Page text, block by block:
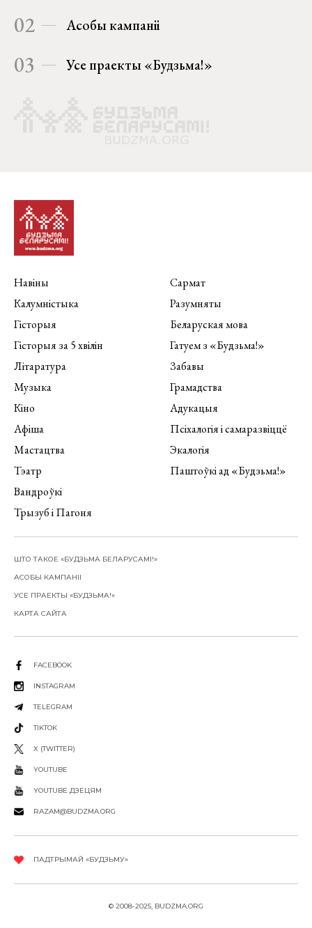
02 Асобы кампаніі
03 Усе праекты «Будзьма!»
Навіны
Калумністыка
Гісторыя
Гісторыя за 5 хвілін
Літаратура
Музыка
Кіно
Афіша
Мастацтва
Тэатр
Вандроўкі
Трызуб і Пагоня
Сармат
Разумняты
Беларуская мова
Гатуем з «Будзьма!»
Забавы
Грамадства
Адукацыя
Псіхалогія і самаразвіццё
Экалогія
Паштоўкі ад «Будзьма!»
ШТО ТАКОЕ «БУДЗЬМА БЕЛАРУСАМІ!»
АСОБЫ КАМПАНІІ
УСЕ ПРАЕКТЫ «БУДЗЬМА!»
КАРТА САЙТА
FACEBOOK
INSTAGRAM
TELEGRAM
TIKTOK
X (TWITTER)
YOUTUBE
YOUTUBE ДЗЕЦЯМ
RAZAM@BUDZMA.ORG
ПАДТРЫМАЙ «БУДЗЬМУ»
© 2008-2025, BUDZMA.ORG